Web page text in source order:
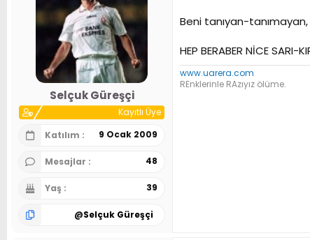
Selçuk Güreşçi
Kayıtlı Üye
Katılım
9 Ocak 2009
Mesajlar 48
Yaş 39
@Selçuk Güreşçi
Beni tanıyan-
HEP BERABER NİCE SARI-
www.uarera.com
REnklerinle RAzıyız ölüme.